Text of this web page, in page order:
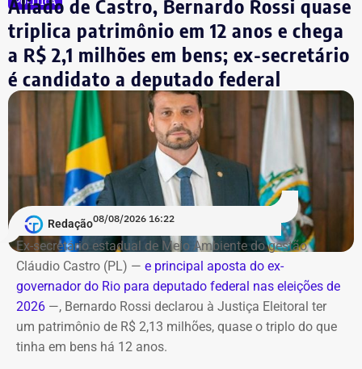
temas livres, seguindo o mesmo formato de tempo e
controle por cronômetro.
No terceiro e último bloco serão feitas as considerações
finais.
Serviço
Debate entre candidatos ao governo do estado do Rio de
Janeiro
Data: domingo, 09 de agosto de 2026
Horário: 20h
Transmissão: Canal Band, BandNews FM e YouTube do
TEMPO REAL
Pré-hora: 19h, com cobertura especial pelo YouTube do
TEMPO REAL
Bombeiros encontraram as vítimas
carbonizadas
O helicóptero explodiu ao cair na encosta, e chamas se
alastraram pela mata. De acordo com o Corpo de
Bombeiros, agentes especializados em combate a
incêndios florestais foram mobilizados e conseguiram
controlar o fogo.
A operação mobilizou cerca de 40 militares, 11 viaturas e
4 unidades operacionais.
Aliado de Castro, Bernardo Rossi quase
triplica patrimônio em 12 anos e chega
a R$ 2,1 milhões em bens; ex-secretário
é candidato a deputado federal
Redação08/08/2026 16:22
Ex-secretário estadual de Meio Ambiente do gestão
Cláudio Castro (PL) — e principal aposta do ex-
governador do Rio para deputado federal nas eleições de
2026 —, Bernardo Rossi declarou à Justiça Eleitoral ter
um patrimônio de R$ 2,13 milhões, quase o triplo do que
tinha em bens há 12 anos.